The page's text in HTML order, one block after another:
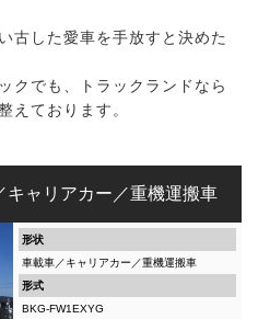
古した愛車を手放すと決めた
クでも、トラックランドなら
えております。
キャリアカー／重機運搬車
形状
車載車／キャリアカー／重機運搬車
形式
BKG-FW1EXYG